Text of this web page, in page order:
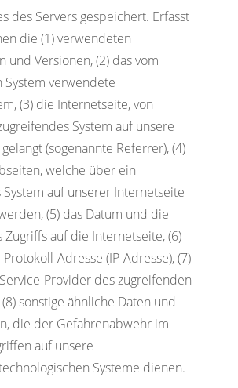
des Servers gespeichert. Erfasst
die (1) verwendeten
und Versionen, (2) das vom
verwendete
(3) die Internetseite, von
System auf unsere
(sogenannte Referrer), (4)
welche über ein
auf unserer Internetseite
(5) das Datum und die
Zugriffs auf die Internetseite, (6)
Adresse (IP-Adresse), (7)
Provider des zugreifenden
sonstige ähnliche Daten und
die der Gefahrenabwehr im
auf unsere
Systeme dienen.